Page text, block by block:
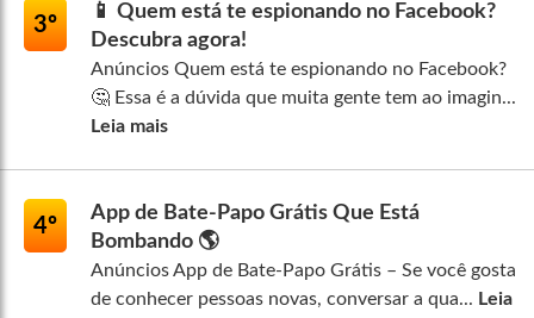
3º
📱 Quem está te espionando no Facebook?
Descubra agora!
Anúncios Quem está te espionando no Facebook?
🤔 Essa é a dúvida que muita gente tem ao imagin...
Leia mais
4º
App de Bate-Papo Grátis Que Está
Bombando 🌎
Anúncios App de Bate-Papo Grátis – Se você gosta
de conhecer pessoas novas, conversar a qua... Leia